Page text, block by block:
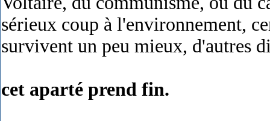
sérieux coup à l'environnement,
survivent un peu mieux, d'autres
cet aparté prend fin.